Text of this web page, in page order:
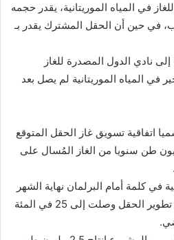
في المياه الموريتانية، يقدر حجمه
مكعب، في حين أن الحقل المشترك يقدر بـ
نادي الدول المصدرة للغاز
في المياه الموريتانية لم يصل بعد
اتفاقية تسويق غاز الحقل المتوقع
إلى ما يقارب 2.3 مليون طن سنويا من الغاز المُسال على
في كلمة أمام البرلمان نهاية الشهر
الماضي أن نسبة إنجاز أعمال تطوير الحقل وصلت إلى 25 في المئة